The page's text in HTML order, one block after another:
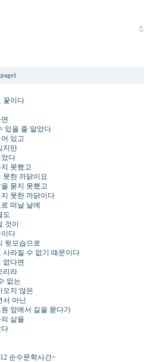
꽃이다
있을 줄 알았다
있고
지만
다
못했고
못한 까닭이요
묻지 못했고
못한 까닭이다
떠날 날에
도
것이
다
뒷모습으로
사라질 수 없기 때문이다
없다면
리라
없는
오지 않은
서 아닌
앞에서 길을 묻다가
삶을
순수문학사간>